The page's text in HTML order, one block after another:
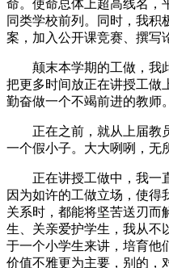
命。使命总体上超高线名，
同类学校前列。同时，我积
案，加入公开课竞赛、撰写
颠末本学期的工做，我
把更多时间放正在讲授工做
勤奋做一个不竭前进的教师。
正在之前，就从上届教
一个假小子。大大咧咧，无
正在讲授工做中，我一
因为如许的工做立场，使得
关系时，都能将坚苦送刃而
生、关亲爱护学生，我从不
于一个小学生来讲，培育他
价值不雅更为主要，别的，